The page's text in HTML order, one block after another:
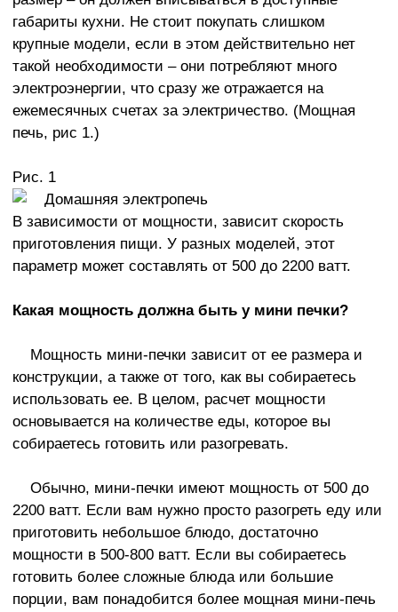
габариты кухни. Не стоит покупать слишком
крупные модели, если в этом действительно нет
такой необходимости – они потребляют много
электроэнергии, что сразу же отражается на
ежемесячных счетах за электричество. (Мощная
печь, рис 1.)
Рис. 1
В зависимости от мощности, зависит скорость
приготовления пищи. У разных моделей, этот
параметр может составлять от 500 до 2200 ватт.
Какая мощность должна быть у мини печки?
Мощность мини-печки зависит от ее размера и
конструкции, а также от того, как вы собираетесь
использовать ее. В целом, расчет мощности
основывается на количестве еды, которое вы
собираетесь готовить или разогревать.
Обычно, мини-печки имеют мощность от 500 до
2200 ватт. Если вам нужно просто разогреть еду или
приготовить небольшое блюдо, достаточно
мощности в 500-800 ватт. Если вы собираетесь
готовить более сложные блюда или большие
порции, вам понадобится более мощная мини-печь